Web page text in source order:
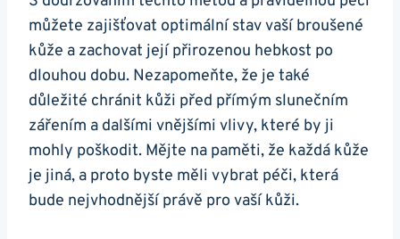
můžete zajišťovat optimální stav vaší broušené
kůže a ⁤zachovat její přirozenou hebkost po
dlouhou dobu. Nezapomeňte, že je také
důležité chránit kůži před přímým slunečním
zářením a dalšími vnějšími vlivy, které by ji
mohly ⁤poškodit. Mějte na paměti, že každá kůže
je jiná, a proto byste měli vybrat péči, která
⁢bude nejvhodnější právě pro vaší kůži.